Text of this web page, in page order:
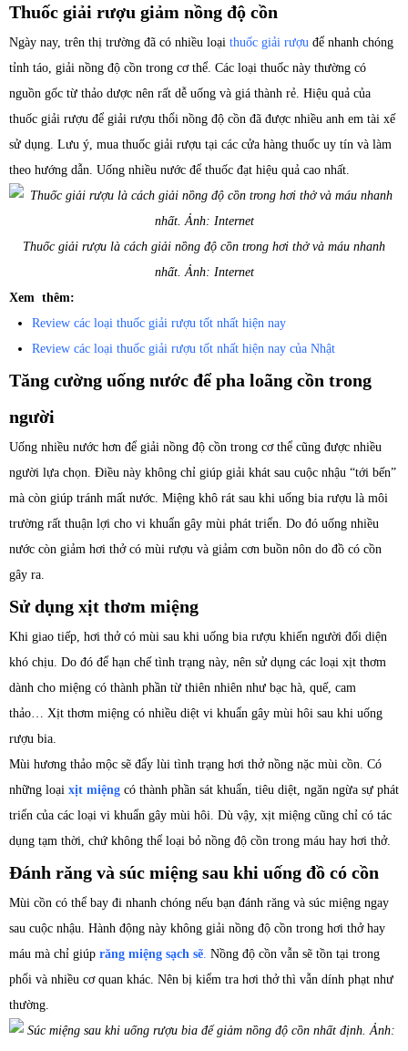
Thuốc giải rượu giảm nồng độ cồn
Ngày nay, trên thị trường đã có nhiều loại thuốc giải rượu để nhanh chóng
tỉnh táo, giải nồng độ cồn trong cơ thể. Các loại thuốc này thường có
nguồn gốc từ thảo dược nên rất dễ uống và giá thành rẻ. Hiệu quả của
thuốc giải rượu để giải rượu thổi nồng độ cồn đã được nhiều anh em tài xế
sử dụng. Lưu ý, mua thuốc giải rượu tại các cửa hàng thuốc uy tín và làm
theo hướng dẫn. Uống nhiều nước để thuốc đạt hiệu quả cao nhất.
Thuốc giải rượu là cách giải nồng độ cồn trong hơi thở và máu nhanh
nhất. Ảnh: Internet
Xem thêm:
Review các loại thuốc giải rượu tốt nhất hiện nay
Review các loại thuốc giải rượu tốt nhất hiện nay của Nhật
Tăng cường uống nước để pha loãng cồn trong
người
Uống nhiều nước hơn để giải nồng độ cồn trong cơ thể cũng được nhiều
người lựa chọn. Điều này không chỉ giúp giải khát sau cuộc nhậu “tới bến”
mà còn giúp tránh mất nước. Miệng khô rát sau khi uống bia rượu là môi
trường rất thuận lợi cho vi khuẩn gây mùi phát triển. Do đó uống nhiều
nước còn giảm hơi thở có mùi rượu và giảm cơn buồn nôn do đồ có cồn
gây ra.
Sử dụng xịt thơm miệng
Khi giao tiếp, hơi thở có mùi sau khi uống bia rượu khiến người đối diện
khó chịu. Do đó để hạn chế tình trạng này, nên sử dụng các loại xịt thơm
dành cho miệng có thành phần từ thiên nhiên như bạc hà, quế, cam
thảo… Xịt thơm miệng có nhiều diệt vi khuẩn gây mùi hôi sau khi uống
rượu bia.
Mùi hương thảo mộc sẽ đẩy lùi tình trạng hơi thở nồng nặc mùi cồn. Có
những loại xịt miệng có thành phần sát khuẩn, tiêu diệt, ngăn ngừa sự phát
triển của các loại vi khuẩn gây mùi hôi. Dù vậy, xịt miệng cũng chỉ có tác
dụng tạm thời, chứ không thể loại bỏ nồng độ cồn trong máu hay hơi thở.
Đánh răng và súc miệng sau khi uống đồ có cồn
Mùi cồn có thể bay đi nhanh chóng nếu bạn đánh răng và súc miệng ngay
sau cuộc nhậu. Hành động này không giải nồng độ cồn trong hơi thở hay
máu mà chỉ giúp răng miệng sạch sẽ. Nồng độ cồn vẫn sẽ tồn tại trong
phổi và nhiều cơ quan khác. Nên bị kiểm tra hơi thở thì vẫn dính phạt như
thường.